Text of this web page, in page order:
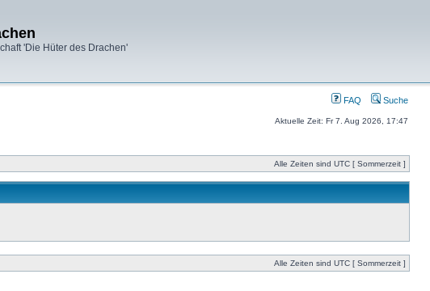
'Die Hüter des Drachen'
FAQ Suche
Aktuelle Zeit: Fr 7. Aug 2026, 17:47
Alle Zeiten sind UTC [ Sommerzeit ]
Alle Zeiten sind UTC [ Sommerzeit ]